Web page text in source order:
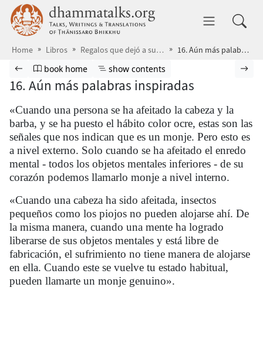
Skip to main content dhammatalks.org
Home Libros Regalos que dejó a su paso 16. Aún más palabras inspiradas
Browse book
Previous page
Go to book homepage
book home Show table of contents
show contents
16. Aún más palabras inspiradas
«Cuando una persona se ha afeitado la cabeza y la
barba, y se ha puesto el hábito color ocre, estas son las
señales que nos indican que es un monje. Pero esto es
a nivel externo. Solo cuando se ha afeitado el enredo
mental - todos los objetos mentales inferiores - de su
corazón podemos llamarlo monje a nivel interno.
«Cuando una cabeza ha sido afeitada, insectos
pequeños como los piojos no pueden alojarse ahí. De
la misma manera, cuando una mente ha logrado
liberarse de sus objetos mentales y está libre de
fabricación, el sufrimiento no tiene manera de alojarse
en ella. Cuando este se vuelve tu estado habitual,
pueden llamarte un monje genuino».